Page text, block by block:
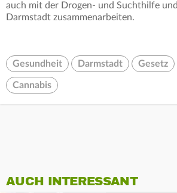
auch mit der Drogen- und Suchthilfe
Darmstadt zusammenarbeiten.
Gesundheit Darmstadt Gesetz
Cannabis
AUCH INTERESSANT